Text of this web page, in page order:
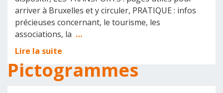
arriver à Bruxelles et y circuler, PRATIQUE : infos
précieuses concernant, le tourisme, les
associations, la …
Lire la suite
Pictogrammes